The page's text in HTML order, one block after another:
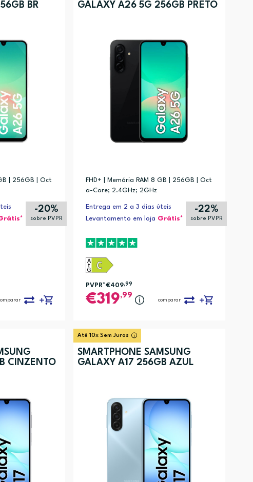
Preço (mais baixo)
Alfabética (Z-A)
BR
| 256GB | Oct
-20%
sobre PVPR
GALAXY A26 5G 256GB PRETO
FHD+ | Memória RAM 8 GB | 256GB | Oct
a-Core; 2.4GHz; 2GHz
Entrega em 2 a 3 dias úteis
Levantamento em loja Grátis*
-22%
sobre PVPR
PVPR*€409,99
319,99
comparar
CINZENTO
Até 10x Sem Juros
SMARTPHONE SAMSUNG
GALAXY A17 256GB AZUL